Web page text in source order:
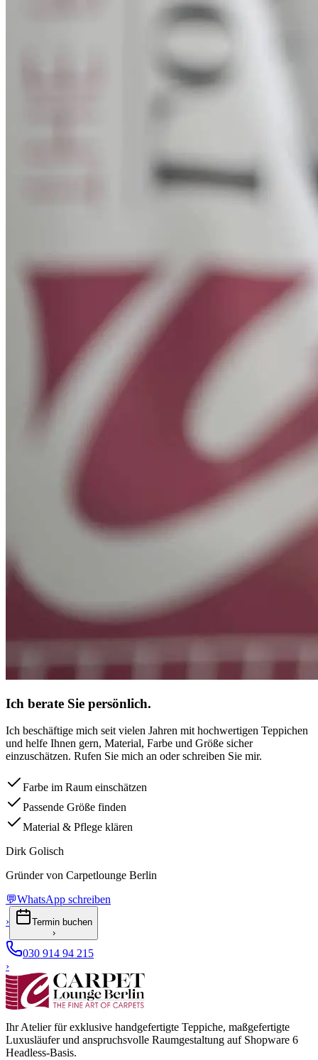
Ich berate Sie persönlich.
Ich beschäftige mich seit vielen Jahren mit hochwertigen Teppichen
und helfe Ihnen gern, Material, Farbe und Größe sicher
einzuschätzen. Rufen Sie mich an oder schreiben Sie mir.
Farbe im Raum einschätzen
Passende Größe finden
Material & Pflege klären
Dirk Golisch
Gründer von Carpetlounge Berlin
💬WhatsApp schreiben
›
Termin buchen
›
030 914 94 215
›
Ihr Atelier für exklusive handgefertigte Teppiche, maßgefertigte
Luxusläufer und anspruchsvolle Raumgestaltung auf Shopware 6
Headless-Basis.